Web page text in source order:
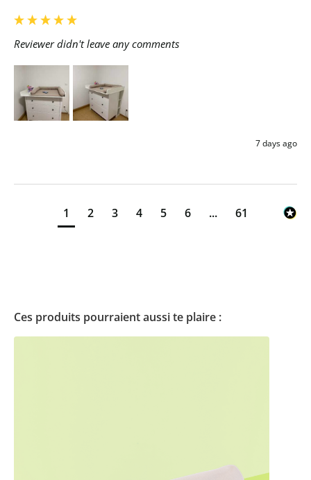
Reviewer didn't leave any comments
7 days ago
1 2 3 4 5 6 ... 61
Ces produits pourraient aussi te plaire :